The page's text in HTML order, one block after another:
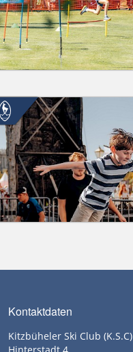
Kontaktdaten
Kitzbüheler Ski Club (K.S.C)